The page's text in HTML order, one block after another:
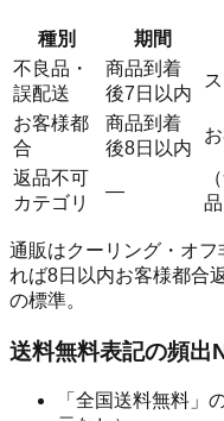
種別 期間
不良品・
誤配送
商品到着
後7日以内
お客様都
合
商品到着
後8日以内
返品不可
カテゴリ
—
通販はクーリング・オ
れば8日以内お客様都合
の標準。
送料無料表記の頻出
「全国送料無料」